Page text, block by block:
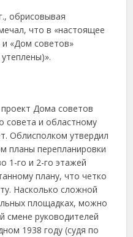
обрисовывая
что в «настоящее
«Дом советов»
Дома советов
совета и областному
Облисполком утвердил
планы перепланировки
1-го и 2-го этажей
плану, что четко
Насколько сложной
площадках, можно
смене руководителей
1938 году (судя по